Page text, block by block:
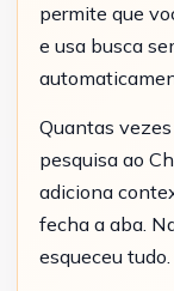
permite que
e usa busca
Quantas
pesquisa ao
adiciona
fecha a aba.
esqueceu